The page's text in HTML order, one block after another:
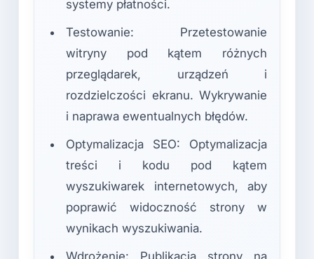
systemy płatności.
Testowanie: Przetestowanie
witryny pod kątem różnych
przeglądarek, urządzeń i
rozdzielczości ekranu. Wykrywanie
i naprawa ewentualnych błędów.
Optymalizacja SEO: Optymalizacja
treści i kodu pod kątem
wyszukiwarek internetowych, aby
poprawić widoczność strony w
wynikach wyszukiwania.
Wdrożenie: Publikacja strony na